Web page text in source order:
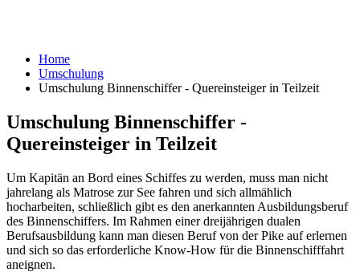
Home
Umschulung
Umschulung Binnenschiffer - Quereinsteiger in Teilzeit
Umschulung Binnenschiffer -
Quereinsteiger in Teilzeit
Um Kapitän an Bord eines Schiffes zu werden, muss man nicht
jahrelang als Matrose zur See fahren und sich allmählich
hocharbeiten, schließlich gibt es den anerkannten Ausbildungsberuf
des Binnenschiffers. Im Rahmen einer dreijährigen dualen
Berufsausbildung kann man diesen Beruf von der Pike auf erlernen
und sich so das erforderliche Know-How für die Binnenschifffahrt
aneignen.